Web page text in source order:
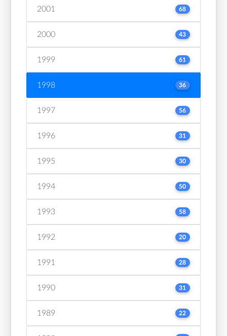
2001 68
2000 43
1999 61
1998 36
1997 56
1996 31
1995 30
1994 50
1993 58
1992 20
1991 28
1990 31
1989 22